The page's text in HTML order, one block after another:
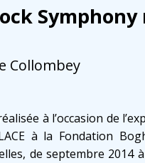
Symphony
Collombey
à l’occasion de
à la Fondation
de septembre 2014